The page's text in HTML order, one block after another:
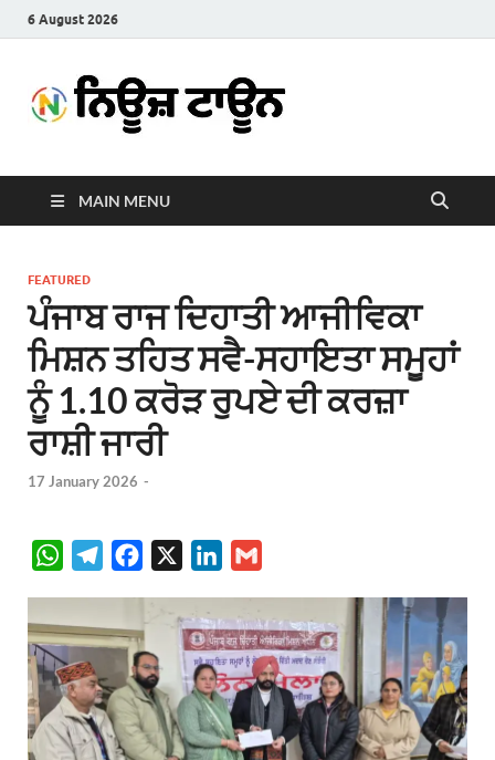
6 August 2026
Town
MAIN MENU
FEATURED
ਪੰਜਾਬ ਰਾਜ ਦਿਹਾਤੀ ਆਜੀਵਿਕਾ
ਮਿਸ਼ਨ ਤਹਿਤ ਸਵੈ-ਸਹਾਇਤਾ ਸਮੂਹਾਂ
ਨੂੰ 1.10 ਕਰੋੜ ਰੁਪਏ ਦੀ ਕਰਜ਼ਾ
ਰਾਸ਼ੀ ਜਾਰੀ
17 January 2026 -
W
t
s
A
p
e
g
r
a
e
b
o
o
n
k
e
d
I
a
i
l